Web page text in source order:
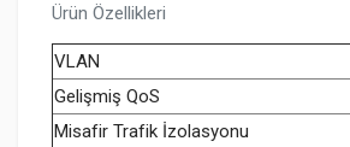
Ürün Özellikleri
VLAN
Gelişmiş QoS
Misafir Trafik İzolasyonu